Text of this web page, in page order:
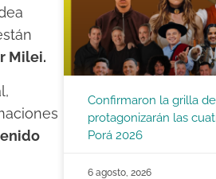
Milei.
Confirmaron la grilla
protagonizarán las
Porá 2026
6 agosto, 2026